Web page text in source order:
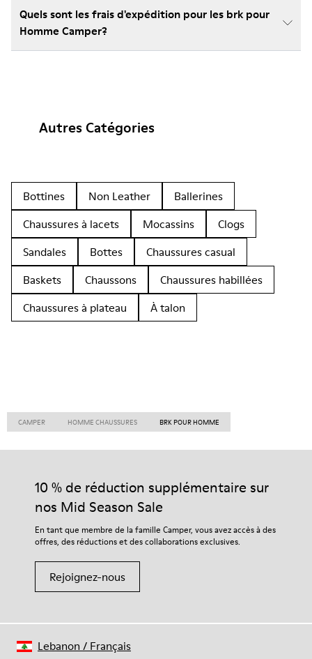
Quels sont les frais d'expédition pour les brk pour
Homme Camper?
Autres Catégories
Bottines Non Leather
Ballerines
Chaussures à lacets
Mocassins
Clogs
Sandales
Bottes
Chaussures casual
Baskets
Chaussons
Chaussures habillées
Chaussures à plateau
À talon
CAMPER HOMME CHAUSSURES BRK POUR HOMME
10 % de réduction supplémentaire sur
nos Mid Season Sale
En tant que membre de la famille Camper, vous avez accès à des
offres, des réductions et des collaborations exclusives.
Rejoignez-nous
Lebanon / Français